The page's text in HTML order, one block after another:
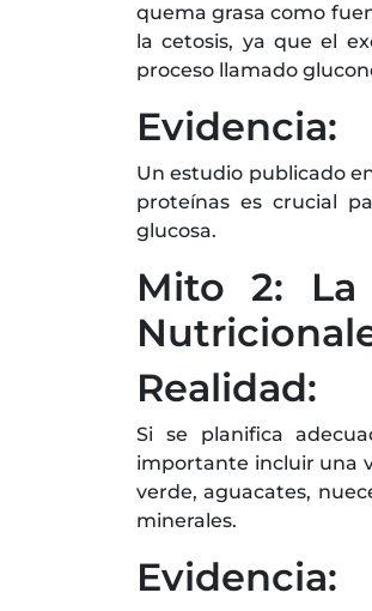
quema grasa como
la cetosis, ya que el
proceso llamado
Evidencia:
Un estudio publicado
proteínas es crucial
glucosa.
Mito 2: La
Realidad:
Si se planifica
importante incluir una
verde, aguacates,
minerales.
Evidencia: